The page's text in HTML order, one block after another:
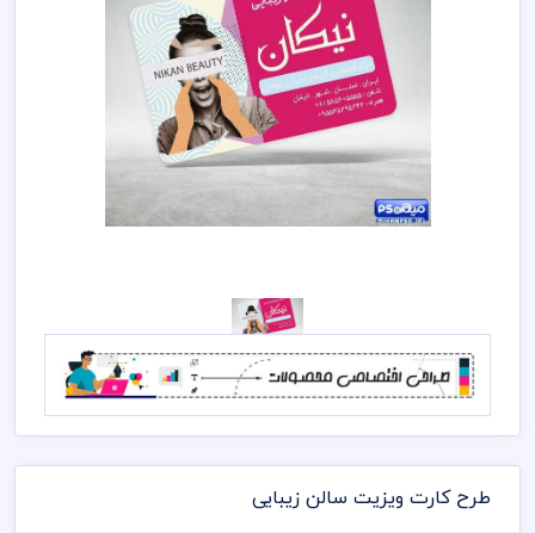
طرح کارت ویزیت سالن زیبایی